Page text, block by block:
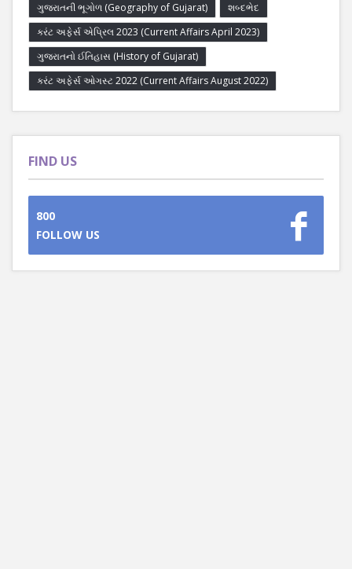
ગુજરાતની ભૂગોળ (Geography of Gujarat)
શબ્દભેદ
કરંટ અફેર્સ એપ્રિલ 2023 (Current Affairs April 2023)
ગુજરાતનો ઈતિહાસ (History of Gujarat)
કરંટ અફેર્સ ઓગસ્ટ 2022 (Current Affairs August 2022)
FIND US
800
FOLLOW US